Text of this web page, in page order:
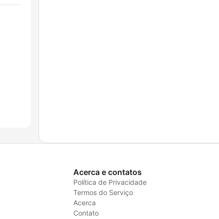
Acerca e contatos
Política de Privacidade
Termos do Serviço
Acerca
Contato